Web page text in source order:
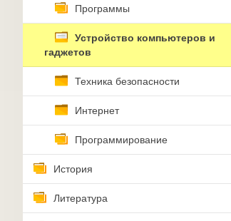
Программы
Устройство компьютеров и
гаджетов
Техника безопасности
Интернет
Программирование
История
Литература